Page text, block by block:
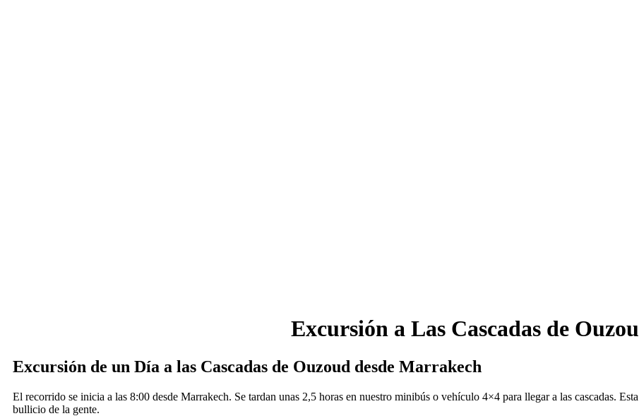
Excursión a Las Cascadas de
Excursión de un Día a las Cascadas de Ouzoud desde Marrakech
El recorrido se inicia a las 8:00 desde Marrakech. Se tardan unas 2,5 horas en nuestro minibús o vehículo 4×4 para llegar a las cascadas.
bullicio de la gente.